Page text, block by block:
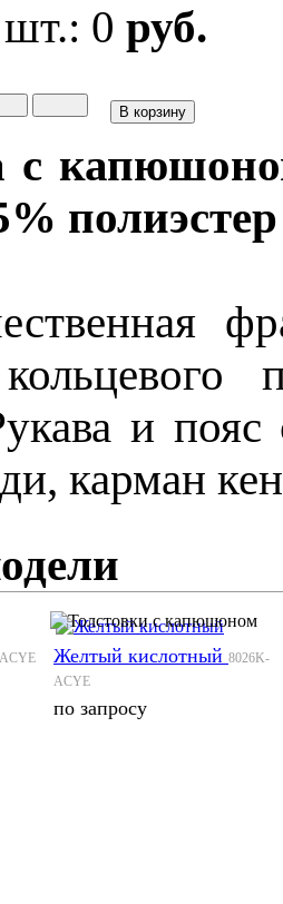
шт.: 0 руб.
с
полиэстер
и пояс
карман
Желтый кислотный 8026K-
ACYE
по запросу